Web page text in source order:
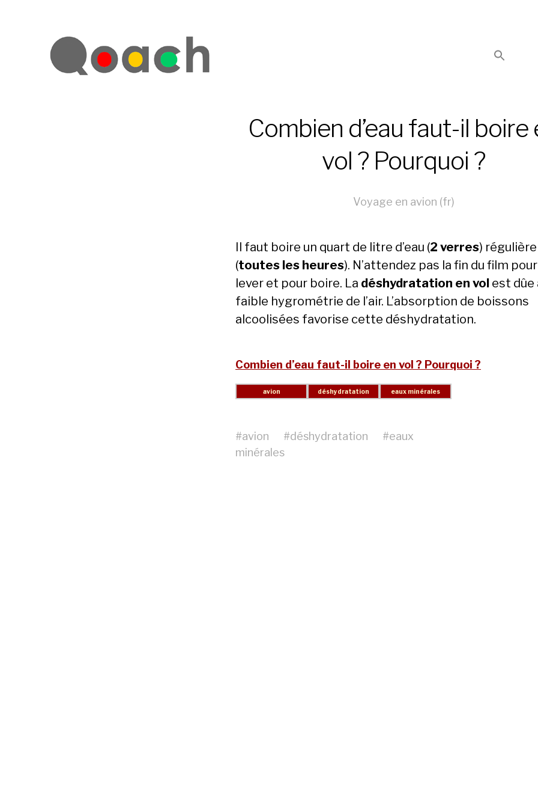
Combien d’eau faut-il boire
vol ? Pourquoi ?
Voyage en avion (fr)
Il faut boire un quart de litre d’eau (2 verres)
(toutes les heures). N’attendez pas la fin du film
lever et pour boire. La déshydratation en vol est dûe
faible hygrométrie de l’air. L’absorption de boissons
alcoolisées favorise cette déshydratation.
Combien d’eau faut-il boire en vol ? Pourquoi ?
#avion #déshydratation #eaux
minérales